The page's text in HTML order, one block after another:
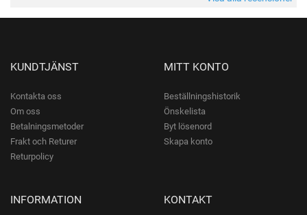
KUNDTJÄNST
Kontakta oss
Om oss
Betalningsmetoder
Frakt och Returer
Returpolicy
MITT KONTO
Beställningshistorik
Önskelista
Byt lösenord
Skapa konto
INFORMATION KONTAKT